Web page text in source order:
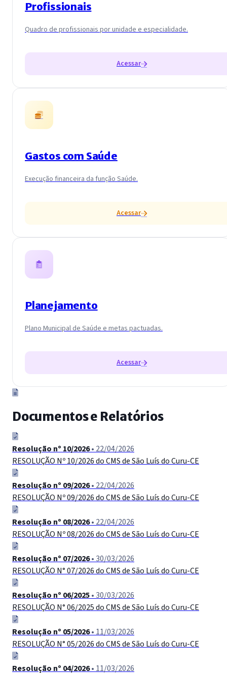
Profissionais
Quadro de profissionais por unidade e especialidade.
Acessar
Gastos com Saúde
Execução financeira da função Saúde.
Acessar
Planejamento
Plano Municipal de Saúde e metas pactuadas.
Acessar
Documentos e Relatórios
Resolução nº 10/2026• 22/04/2026
RESOLUÇÃO Nº 10/2026 do CMS de São Luís do Curu-CE
Resolução nº 09/2026• 22/04/2026
RESOLUÇÃO Nº 09/2026 do CMS de São Luís do Curu-CE
Resolução nº 08/2026• 22/04/2026
RESOLUÇÃO Nº 08/2026 do CMS de São Luís do Curu-СЕ
Resolução nº 07/2026• 30/03/2026
RESOLUÇÃO N° 07/2026 do CMS de São Luís do Curu-CE
Resolução nº 06/2025• 30/03/2026
RESOLUÇÃO N° 06/2025 do CMS de São Luís do Curu-CЕ
Resolução nº 05/2026• 11/03/2026
RESOLUÇÃO N° 05/2026 do CMS de São Luís do Curu-CЕ
Resolução nº 04/2026• 11/03/2026